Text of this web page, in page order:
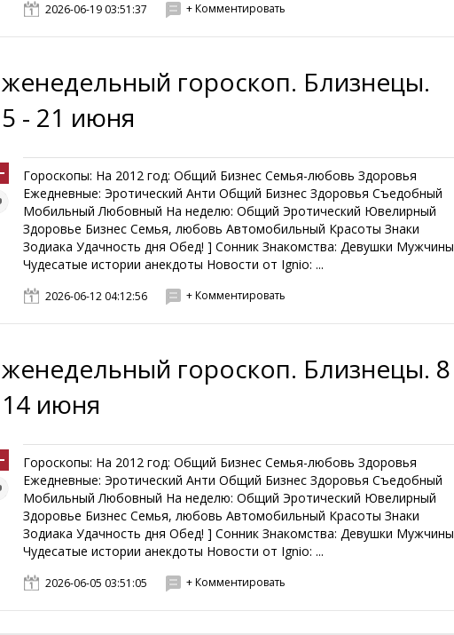
2026-06-19 03:51:37 + Комментировать
гороскоп. Близнецы.
- 21 июня
Гороскопы: На 2012 год: Общий Бизнес Семья-любовь Здоровья
Ежедневные: Эротический Анти Общий Бизнес Здоровья Съедобный
Мобильный Любовный На неделю: Общий Эротический Ювелирный
Здоровье Бизнес Семья, любовь Автомобильный Красоты Знаки
Зодиака Удачность дня Обед! ] Сонник Знакомства: Девушки Мужчины
Чудесатые истории анекдоты Новости от Ignio: ...
2026-06-12 04:12:56 + Комментировать
гороскоп. Близнецы. 8
июня
Гороскопы: На 2012 год: Общий Бизнес Семья-любовь Здоровья
Ежедневные: Эротический Анти Общий Бизнес Здоровья Съедобный
Мобильный Любовный На неделю: Общий Эротический Ювелирный
Здоровье Бизнес Семья, любовь Автомобильный Красоты Знаки
Зодиака Удачность дня Обед! ] Сонник Знакомства: Девушки Мужчины
Чудесатые истории анекдоты Новости от Ignio: ...
2026-06-05 03:51:05 + Комментировать